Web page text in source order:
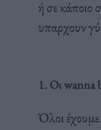
ή σε κάποιο
υπαρχουν
1. Οι wanna
Όλοι έχουμε